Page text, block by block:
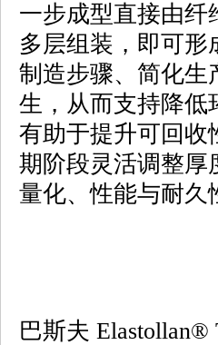
一步成型直接由纤
多层组装，即可
制造步骤、简化生
生，从而支持降低
有助于提升可回收
期阶段灵活调整厚
量化、性能与耐久
巴斯夫